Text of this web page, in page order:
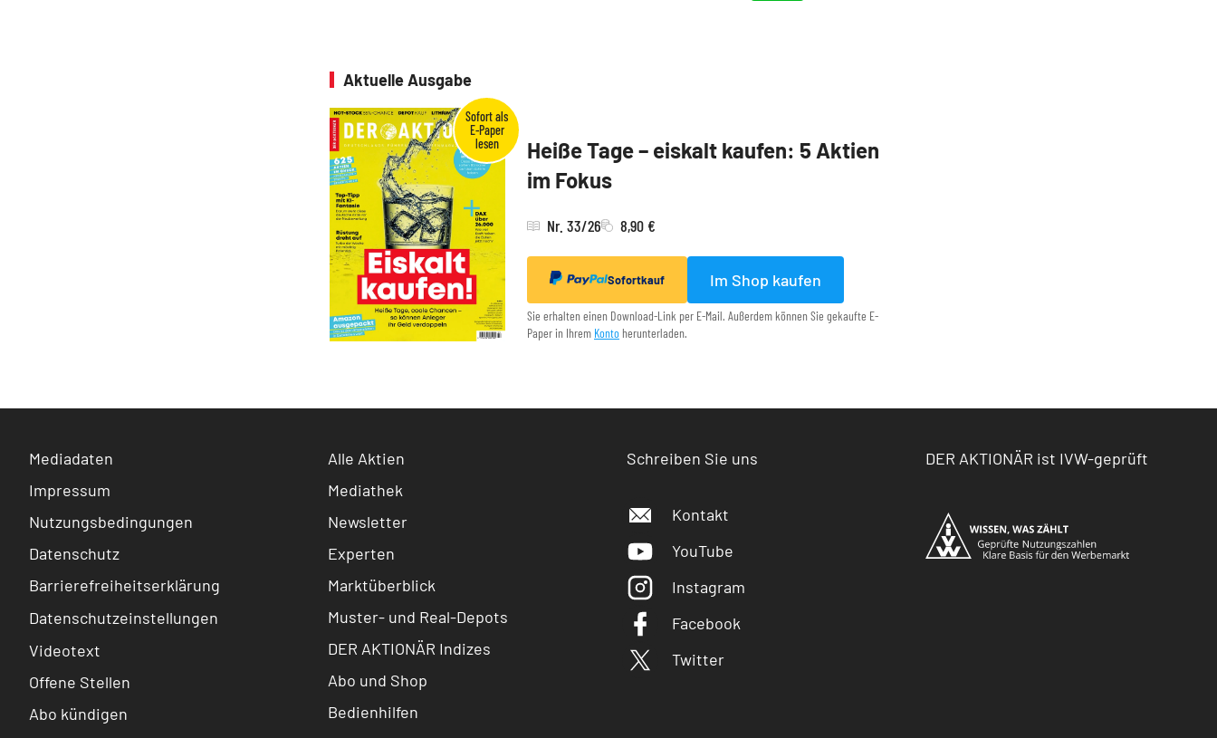
Aktuelle Ausgabe
Heiße Tage – eiskalt kaufen: 5 Aktien
im Fokus
Nr. 33/26 8,90 €
Sofortkauf Im Shop kaufen
Sie erhalten einen Download-Link per E-Mail. Außerdem können Sie gekaufte E-
Paper in Ihrem Konto herunterladen.
Mediadaten
Impressum
Nutzungsbedingungen
Datenschutz
Barrierefreiheitserklärung
Datenschutzeinstellungen
Videotext
Offene Stellen
Abo kündigen
Alle Aktien
Mediathek
Newsletter
Experten
Marktüberblick
Muster- und Real-Depots
DER AKTIONÄR Indizes
Abo und Shop
Bedienhilfen
Schreiben Sie uns
Kontakt
YouTube
Instagram
Facebook
Twitter
DER AKTIONÄR ist IVW-geprüft